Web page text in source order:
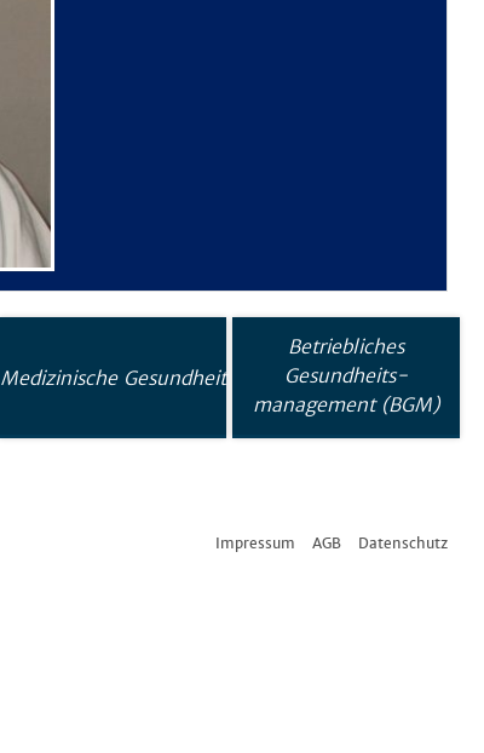
Medizinische Gesundheit
Betriebliches
Gesundheits-
management (BGM)
Impressum AGB Datenschutz